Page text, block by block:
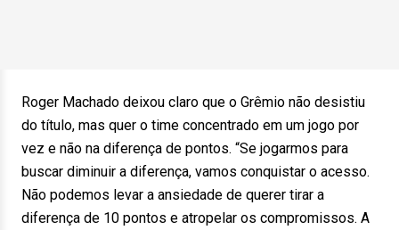
Roger Machado deixou claro que o Grêmio não desistiu
do título, mas quer o time concentrado em um jogo por
vez e não na diferença de pontos. “Se jogarmos para
buscar diminuir a diferença, vamos conquistar o acesso.
Não podemos levar a ansiedade de querer tirar a
diferença de 10 pontos e atropelar os compromissos. A